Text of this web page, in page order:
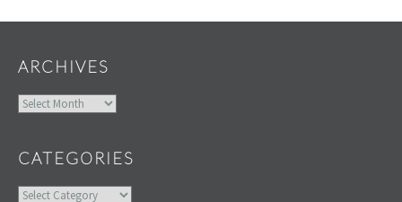
ARCHIVES
Archives
CATEGORIES
Categories